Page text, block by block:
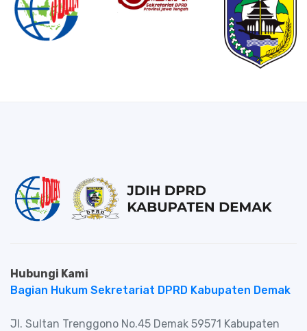
Hubungi Kami
Bagian Hukum Sekretariat DPRD Kabupaten Demak
Jl. Sultan Trenggono No.45 Demak 59571 Kabupaten